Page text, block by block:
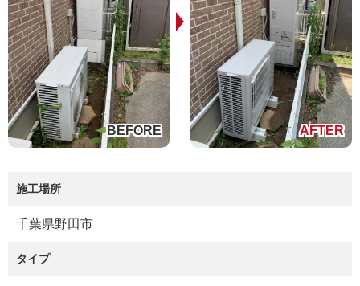
施工場所
千葉県野田市
タイプ